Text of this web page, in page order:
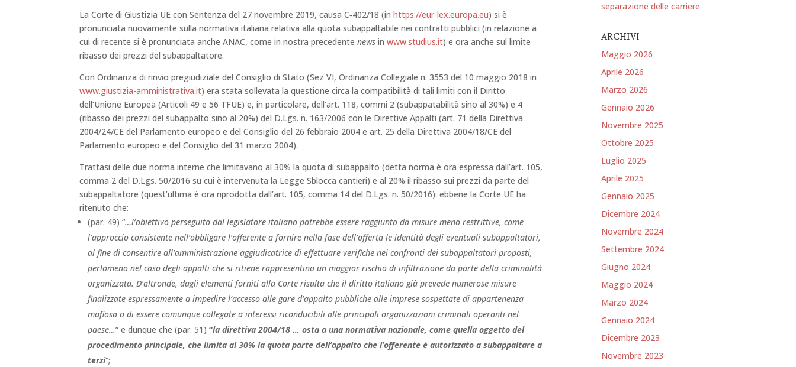
La Corte di Giustizia UE con Sentenza del 27 novembre 2019, causa C‑402/18 (inhttps://eur-lex.europa.eu) si è
pronunciata nuovamente sulla normativa italiana relativa alla quota subappaltabile nei contratti pubblici (in relazione a
cui di recente si è pronunciata anche ANAC, come in nostra precedentenews inwww.studius.it) e ora anche sul limite
ribasso dei prezzi del subappaltatore.
Con Ordinanza di rinvio pregiudiziale del Consiglio di Stato (Sez VI, Ordinanza Collegiale n. 3553 del 10 maggio 2018 in
www.giustizia-amministrativa.it) era stata sollevata la questione circa la compatibilità di tali limiti con il Diritto
dell’Unione Europea (Articoli 49 e 56 TFUE) e, in particolare, dell’art. 118, commi 2 (subappatabilità sino al 30%) e 4
(ribasso dei prezzi del subappalto sino al 20%) del D.Lgs. n. 163/2006 con le Direttive Appalti (art. 71 della Direttiva
2004/24/CE del Parlamento europeo e del Consiglio del 26 febbraio 2004 e art. 25 della Direttiva 2004/18/CE del
Parlamento europeo e del Consiglio del 31 marzo 2004).
Trattasi delle due norma interne che limitavano al 30% la quota di subappalto (detta norma è ora espressa dall’art. 105,
comma 2 del D.Lgs. 50/2016 su cui è intervenuta la Legge Sblocca cantieri) e al 20% il ribasso sui prezzi da parte del
subappaltatore (quest’ultima è ora riprodotta dall’art. 105, comma 14 del D.Lgs. n. 50/2016): ebbene la Corte UE ha
ritenuto che:
(par. 49) “…l’obiettivo perseguito dal legislatore italiano potrebbe essere raggiunto da misure meno restrittive, come
l’approccio consistente nell’obbligare l’offerente a fornire nella fase dell’offerta le identità degli eventuali subappaltatori,
al fine di consentire all’amministrazione aggiudicatrice di effettuare verifiche nei confronti dei subappaltatori proposti,
perlomeno nel caso degli appalti che si ritiene rappresentino un maggior rischio di infiltrazione da parte della criminalità
organizzata. D’altronde, dagli elementi forniti alla Corte risulta che il diritto italiano già prevede numerose misure
finalizzate espressamente a impedire l’accesso alle gare d’appalto pubbliche alle imprese sospettate di appartenenza
mafiosa o di essere comunque collegate a interessi riconducibili alle principali organizzazioni criminali operanti nel
paese…” e dunque che (par. 51) “la direttiva 2004/18 … osta a una normativa nazionale, come quella oggetto del
procedimento principale, che limita al 30% la quota parte dell’appalto che l’offerente è autorizzato a subappaltare a
terzi“;
separazione delle carriere
ARCHIVI
Maggio 2026
Aprile 2026
Marzo 2026
Gennaio 2026
Novembre 2025
Ottobre 2025
Luglio 2025
Aprile 2025
Gennaio 2025
Dicembre 2024
Novembre 2024
Settembre 2024
Giugno 2024
Maggio 2024
Marzo 2024
Gennaio 2024
Dicembre 2023
Novembre 2023